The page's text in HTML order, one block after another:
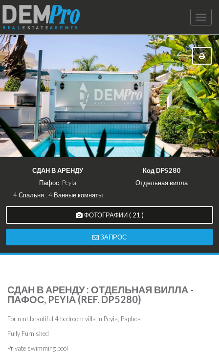
Toggle
СДАН В АРЕНДУ
Код DP5280
Пафос, Peyia
Отдельная вилла
4 Спальня , 4 Ванные комнаты
ФОТОГРАФИИ ( 21 )
ЗАПРОС
СДАН В АРЕНДУ : ОТДЕЛЬНАЯ ВИЛЛА -
ПАФОС, PEYIA (REF. DP5280)
For rent beautiful 4 bedroom villa in Peyia, Paphos
Fully Furnished
Private swimming pool